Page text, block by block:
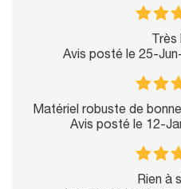
Très
Avis posté le 25-
Matériel robuste de
Avis posté le 12-
Rien à